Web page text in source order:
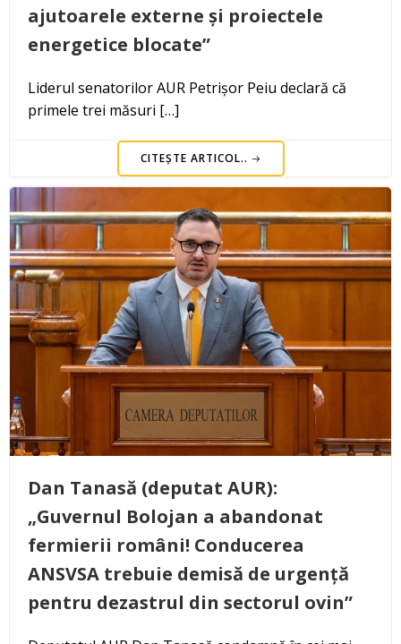
ajutoarele externe și proiectele
energetice blocate”
Liderul senatorilor AUR Petrișor Peiu declară că
primele trei măsuri […]
CITEȘTE ARTICOL..
Dan Tanasă (deputat AUR):
„Guvernul Bolojan a abandonat
fermierii români! Conducerea
ANSVSA trebuie demisă de urgență
pentru dezastrul din sectorul ovin”